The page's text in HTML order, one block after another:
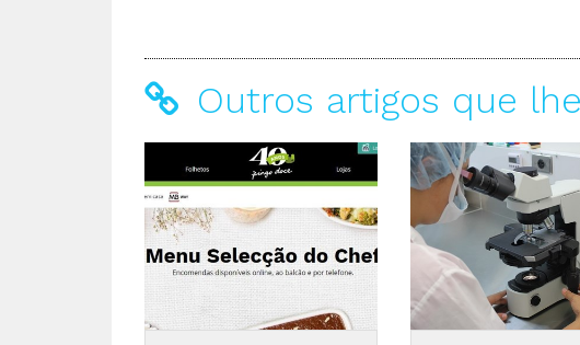
Outros artigos que